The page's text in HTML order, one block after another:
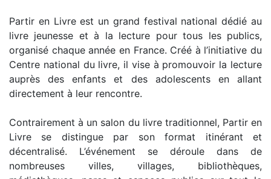
Partir en Livre est un grand festival national dédié au
livre jeunesse et à la lecture pour tous les publics,
organisé chaque année en France. Créé à l’initiative du
Centre national du livre, il vise à promouvoir la lecture
auprès des enfants et des adolescents en allant
directement à leur rencontre.
Contrairement à un salon du livre traditionnel, Partir en
Livre se distingue par son format itinérant et
décentralisé. L’événement se déroule dans de
nombreuses villes, villages, bibliothèques,